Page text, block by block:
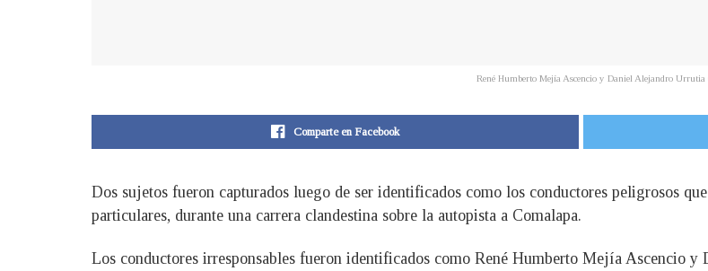
René Humberto Mejía Ascencio y Daniel Alejandro
Comparte en Facebook
Dos sujetos fueron capturados luego de ser identificados como los conductores peligrosos
particulares, durante una carrera clandestina sobre la autopista a Comalapa.
Los conductores irresponsables fueron identificados como René Humberto Mejía Ascencio